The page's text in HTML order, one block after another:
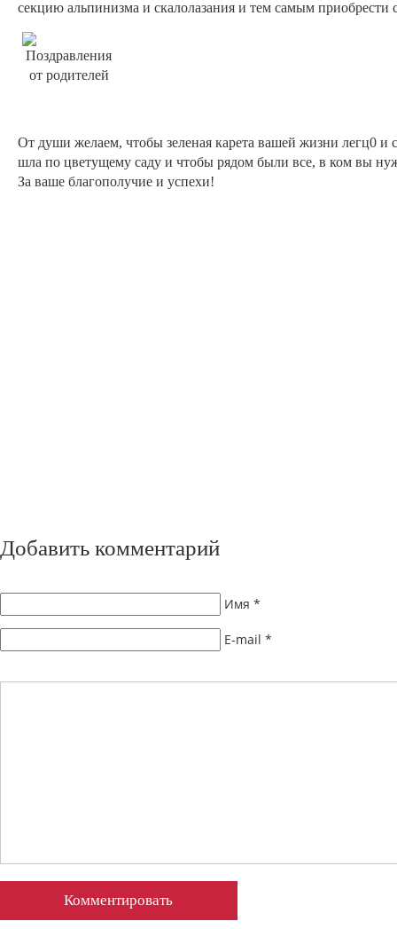
секцию альпинизма и скалолазания и тем самым
От души желаем, чтобы зеленая карета вашей жизни легц0 и
шла по цветущему саду и чтобы рядом были все, в ком вы
За ваше благополучие и успехи!
Добавить комментарий
Имя *
E-mail *